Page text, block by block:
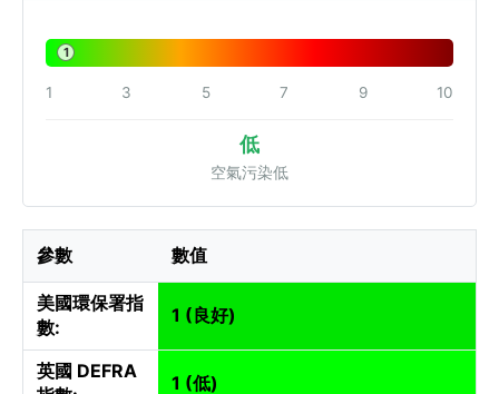
1
1 3 5 7 9 10
低
空氣污染低
參數 數值
美國環保署指
數:
1 (良好)
英國 DEFRA
1 (低)